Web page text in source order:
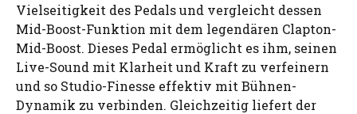
Vielseitigkeit des Pedals und vergleicht dessen
Mid-Boost-Funktion mit dem legendären Clapton-
Mid-Boost. Dieses Pedal ermöglicht es ihm, seinen
Live-Sound mit Klarheit und Kraft zu verfeinern
und so Studio-Finesse effektiv mit Bühnen-
Dynamik zu verbinden. Gleichzeitig liefert der